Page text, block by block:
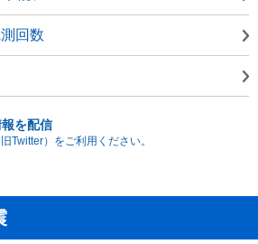
回数
を配信
Twitter）をご利用ください。